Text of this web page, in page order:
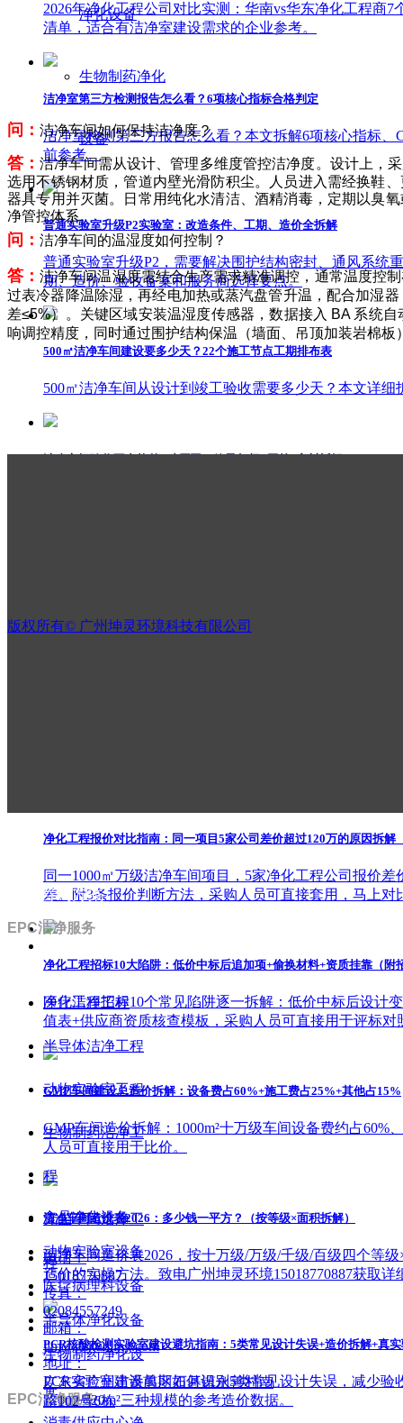
净化设备
生物制药净化
设备
2026年净化工程公司对比实测：华南vs华东净化工程商
清单，适合有洁净室建设需求的企业参考。
洁净室第三方检测报告怎么看？6项核心指标合格判定
洁净室检测第三方报告怎么看？本文拆解6项核心指标
前参考。
普通实验室升级P2实验室：改造条件、工期、造价全拆解
普通实验室升级P2，需要解决围护结构密封、通风系统
期、造价、验收备案和服务商选择要点。
500㎡洁净车间建设要多少天？22个施工节点工期排布表
500㎡洁净车间从设计到竣工验收需要多少天？本文详
洁净车间验收不合格的8种原因：粒子超标+压差+密封拆解
旧厂房改造成洁净车间的造价拆解，涵盖结构加固、暖
净化工程报价对比指南：同一项目5家公司差价超过120万的原因拆解
同一1000㎡万级洁净车间项目，5家净化工程公司报价
差。附3条报价判断方法，采购人员可直接套用，马上对
净化工程招标10大陷阱：低价中标后追加项+偷换材料+资质挂靠（附
净化工程招标10个常见陷阱逐一拆解：低价中标后设计
值表+供应商资质核查模板，采购人员可直接用于评标对
GMP车间建设总造价拆解：设备费占60%+施工费占25%+其他占15%
GMP车间造价拆解：1000m²十万级车间设备费约占
人员可直接用于比价。
洁净车间造价表2026：多少钱一平方？（按等级×面积拆解）
洁净车间造价表2026，按十万级/万级/千级/百级四个等
造价的实操方法。致电广州坤灵环境15018770887获取详
PCR核酸检测实验室建设避坑指南：5类常见设计失误+造价拆解+真
PCR实验室建设前期如何识别5类常见设计失误，减少
120m²/520m²三种规模的参考造价数据。
问： 洁净车间如何保持洁净度？
答：洁净车间需从设计、管理多维度管控洁净度。设计上，
选用不锈钢材质，管道内壁光滑防积尘。人员进入需经换鞋
器具专用并灭菌。日常用纯化水清洁、酒精消毒，定期以臭
净管控体系。
问： 洁净车间的温湿度如何控制？
答：洁净车间温湿度需结合生产需求精准调控，通常温度控
过表冷器降温除湿，再经电加热或蒸汽盘管升温，配合加湿
差≤5%）。关键区域安装温湿度传感器，数据接入 BA 系统
响调控精度，同时通过围护结构保温（墙面、吊顶加装岩棉
版权所有© 广州坤灵环境科技有限公司
扫码咨询方案
EPC洁净服务
医疗洁净工程
半导体洁净工程
动物实验室工程
生物制药洁净工
程
无尘车间洁净工
程
食品净化设备
动物实验室设备
医疗病理科设备
半导体净化设备
生物制药净化设
备
EPC洁净服务
电话：
15018770887
传真：
02084557249
邮箱：
jim@gzkunling.com
地址：
广东省广州市番禺区石碁镇永善村南
路102号6栋